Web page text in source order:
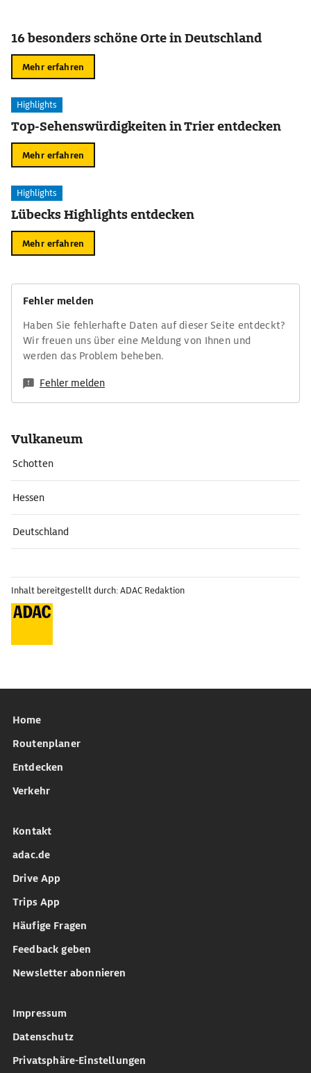
16 besonders schöne Orte in Deutschland
Mehr erfahren
Highlights
Top-Sehenswürdigkeiten in Trier entdecken
Mehr erfahren
Highlights
Lübecks Highlights entdecken
Mehr erfahren
Fehler melden
Haben Sie fehlerhafte Daten auf dieser Seite entdeckt?
Wir freuen uns über eine Meldung von Ihnen und
werden das Problem beheben.
Fehler melden
Vulkaneum
Schotten
Hessen
Deutschland
Inhalt bereitgestellt durch: ADAC Redaktion
Home
Routenplaner
Entdecken
Verkehr
Kontakt
adac.de
Drive App
Trips App
Häufige Fragen
Feedback geben
Newsletter abonnieren
Impressum
Datenschutz
Privatsphäre-Einstellungen